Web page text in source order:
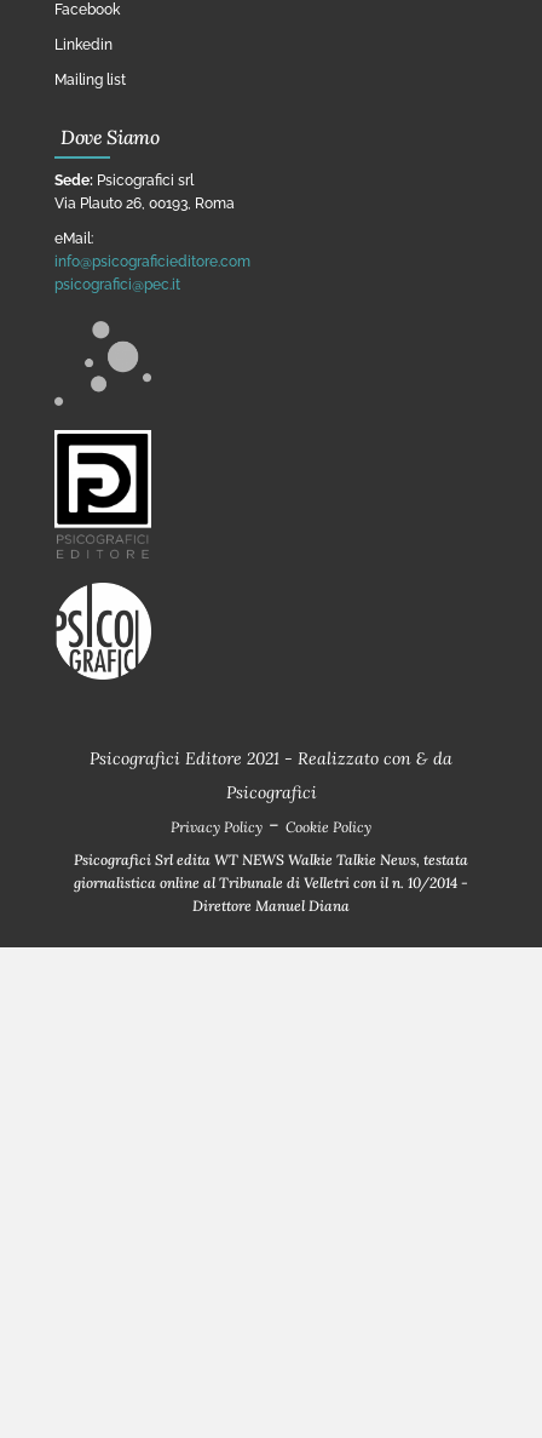
Facebook
Linkedin
Mailing list
Dove Siamo
Sede: Psicografici srl
Via Plauto 26, 00193, Roma
eMail:
info@psicograficieditore.com
psicografici@pec.it
Psicografici Editore 2021 - Realizzato con & da
Psicografici
Privacy Policy - Cookie Policy
Psicografici Srl edita WT NEWS Walkie Talkie News, testata
giornalistica online al Tribunale di Velletri con il n. 10/2014 -
Direttore Manuel Diana